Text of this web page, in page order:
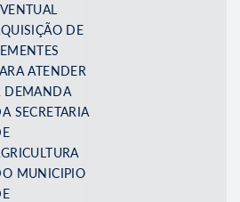
DE
ATENDER
DEMANDA
SECRETARIA
MUNICIPIO